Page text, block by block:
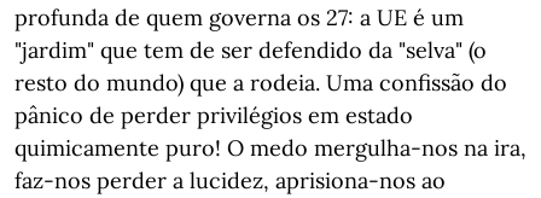
profunda de quem governa os 27: a UE é um
"jardim" que tem de ser defendido da "selva" (o
resto do mundo) que a rodeia. Uma confissão do
pânico de perder privilégios em estado
quimicamente puro! O medo mergulha-nos na ira,
faz-nos perder a lucidez, aprisiona-nos ao